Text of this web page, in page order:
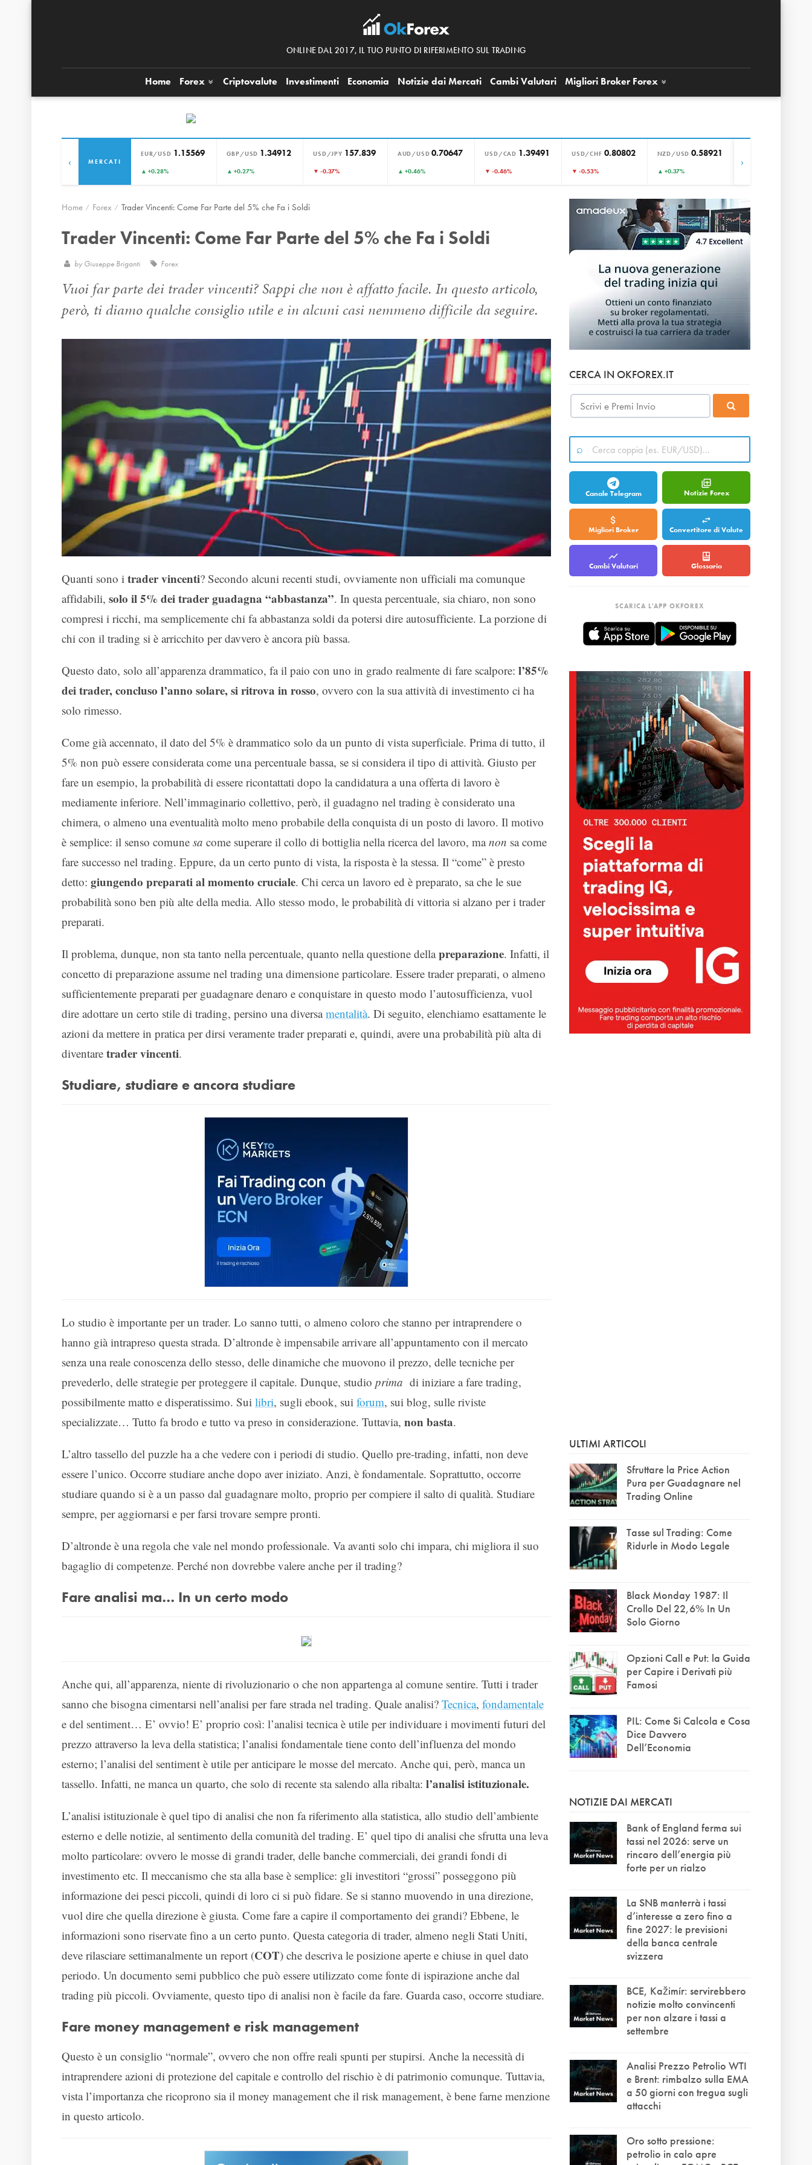
ONLINE DAL 2017, IL TUO PUNTO DI RIFERIMENTO SUL TRADING
Home Forex Criptovalute Investimenti Economia Notizie dai Mercati Cambi Valutari Migliori Broker Forex
MERCATI
EUR/USD 1.15569
▲ +0.28%
GBP/USD 1.34912
▲ +0.27%
USD/JPY 157.839
▼ -0.37%
AUD/USD 0.70647
▲ +0.46%
USD/CAD 1.39491
▼ -0.46%
USD/CHF 0.80802
▼ -0.53%
NZD/USD 0.58921
▲ +0.37%
‹ ›
Home Forex Trader Vincenti: Come Far Parte del 5% che Fa i Soldi
Trader Vincenti: Come Far Parte del 5% che Fa i Soldi
by Giuseppe Briganti Forex
Vuoi far parte dei trader vincenti? Sappi che non è affatto facile. In questo articolo,
però, ti diamo qualche consiglio utile e in alcuni casi nemmeno difficile da seguire.
Quanti sono i trader vincenti? Secondo alcuni recenti studi, ovviamente non ufficiali ma comunque
affidabili, solo il 5% dei trader guadagna “abbastanza”. In questa percentuale, sia chiaro, non sono
compresi i ricchi, ma semplicemente chi fa abbastanza soldi da potersi dire autosufficiente. La porzione di
chi con il trading si è arricchito per davvero è ancora più bassa.
Questo dato, solo all’apparenza drammatico, fa il paio con uno in grado realmente di fare scalpore: l’85%
dei trader, concluso l’anno solare, si ritrova in rosso, ovvero con la sua attività di investimento ci ha
solo rimesso.
Come già accennato, il dato del 5% è drammatico solo da un punto di vista superficiale. Prima di tutto, il
5% non può essere considerata come una percentuale bassa, se si considera il tipo di attività. Giusto per
fare un esempio, la probabilità di essere ricontattati dopo la candidatura a una offerta di lavoro è
mediamente inferiore. Nell’immaginario collettivo, però, il guadagno nel trading è considerato una
chimera, o almeno una eventualità molto meno probabile della conquista di un posto di lavoro. Il motivo
è semplice: il senso comune sa come superare il collo di bottiglia nella ricerca del lavoro, manon sa come
fare successo nel trading. Eppure, da un certo punto di vista, la risposta è la stessa. Il “come” è presto
detto: giungendo preparati al momento cruciale. Chi cerca un lavoro ed è preparato, sa che le sue
probabilità sono ben più alte della media. Allo stesso modo, le probabilità di vittoria si alzano per i trader
preparati.
Il problema, dunque, non sta tanto nella percentuale, quanto nella questione dellapreparazione. Infatti, il
concetto di preparazione assume nel trading una dimensione particolare. Essere trader preparati, o almeno
sufficientemente preparati per guadagnare denaro e conquistare in questo modo l’autosufficienza, vuol
dire adottare un certo stile di trading, persino una diversamentalità. Di seguito, elenchiamo esattamente le
azioni da mettere in pratica per dirsi veramente trader preparati e, quindi, avere una probabilità più alta di
diventare trader vincenti.
Studiare, studiare e ancora studiare
Lo studio è importante per un trader. Lo sanno tutti, o almeno coloro che stanno per intraprendere o
hanno già intrapreso questa strada. D’altronde è impensabile arrivare all’appuntamento con il mercato
senza una reale conoscenza dello stesso, delle dinamiche che muovono il prezzo, delle tecniche per
prevederlo, delle strategie per proteggere il capitale. Dunque, studio prima di iniziare a fare trading,
possibilmente matto e disperatissimo. Sui libri, sugli ebook, sui forum, sui blog, sulle riviste
specializzate… Tutto fa brodo e tutto va preso in considerazione. Tuttavia, non basta.
L’altro tassello del puzzle ha a che vedere con i periodi di studio. Quello pre-trading, infatti, non deve
essere l’unico. Occorre studiare anche dopo aver iniziato. Anzi, è fondamentale. Soprattutto, occorre
studiare quando si è a un passo dal guadagnare molto, proprio per compiere il salto di qualità. Studiare
sempre, per aggiornarsi e per farsi trovare sempre pronti.
D’altronde è una regola che vale nel mondo professionale. Va avanti solo chi impara, chi migliora il suo
bagaglio di competenze. Perché non dovrebbe valere anche per il trading?
Fare analisi ma… In un certo modo
Anche qui, all’apparenza, niente di rivoluzionario o che non appartenga al comune sentire. Tutti i trader
sanno che bisogna cimentarsi nell’analisi per fare strada nel trading. Quale analisi? Tecnica, fondamentale
e del sentiment… E’ ovvio! E’ proprio così: l’analisi tecnica è utile per individuare i movimenti futuri del
prezzo attraverso la leva della statistica; l’analisi fondamentale tiene conto dell’influenza del mondo
esterno; l’analisi del sentiment è utile per anticipare le mosse del mercato. Anche qui, però, manca un
tassello. Infatti, ne manca un quarto, che solo di recente sta salendo alla ribalta: l’analisi istituzionale.
L’analisi istituzionale è quel tipo di analisi che non fa riferimento alla statistica, allo studio dell’ambiente
esterno e delle notizie, al sentimento della comunità del trading. E’ quel tipo di analisi che sfrutta una leva
molto particolare: ovvero le mosse di grandi trader, delle banche commerciali, dei grandi fondi di
investimento etc. Il meccanismo che sta alla base è semplice: gli investitori “grossi” posseggono più
informazione dei pesci piccoli, quindi di loro ci si può fidare. Se si stanno muovendo in una direzione,
vuol dire che quella direzione è giusta. Come fare a capire il comportamento dei grandi? Ebbene, le
informazioni sono riservate fino a un certo punto. Questa categoria di trader, almeno negli Stati Uniti,
deve rilasciare settimanalmente un report (COT) che descriva le posizione aperte e chiuse in quel dato
periodo. Un documento semi pubblico che può essere utilizzato come fonte di ispirazione anche dal
trading più piccoli. Ovviamente, questo tipo di analisi non è facile da fare. Guarda caso, occorre studiare.
Fare money management e risk management
Questo è un consiglio “normale”, ovvero che non offre reali spunti per stupirsi. Anche la necessità di
intraprendere azioni di protezione del capitale e controllo del rischio è di patrimonio comunque. Tuttavia,
vista l’importanza che ricoprono sia il money management che il risk management, è bene farne menzione
in questo articolo.
CERCA IN OKFOREX.IT
Canale Telegram Notizie Forex
Migliori Broker Convertitore di Valute
Cambi Valutari Glossario
SCARICA L'APP OKFOREX
ULTIMI ARTICOLI
Sfruttare la Price Action
Pura per Guadagnare nel
Trading Online
Tasse sul Trading: Come
Ridurle in Modo Legale
Black Monday 1987: Il
Crollo Del 22,6% In Un
Solo Giorno
Opzioni Call e Put: la Guida
per Capire i Derivati più
Famosi
PIL: Come Si Calcola e Cosa
Dice Davvero
Dell’Economia
NOTIZIE DAI MERCATI
Bank of England ferma sui
tassi nel 2026: serve un
rincaro dell’energia più
forte per un rialzo
La SNB manterrà i tassi
d’interesse a zero fino a
fine 2027: le previsioni
della banca centrale
svizzera
BCE, Kažimír: servirebbero
notizie molto convincenti
per non alzare i tassi a
settembre
Analisi Prezzo Petrolio WTI
e Brent: rimbalzo sulla EMA
a 50 giorni con tregua sugli
attacchi
Oro sotto pressione:
petrolio in calo apre